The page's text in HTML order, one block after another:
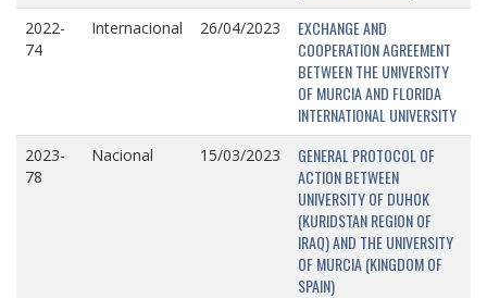
2022-
74
Internacional 26/04/2023
EXCHANGE AND
COOPERATION AGREEMENT
BETWEEN THE UNIVERSITY
OF MURCIA AND FLORIDA
INTERNATIONAL UNIVERSITY
2023-
78
Nacional 15/03/2023
GENERAL PROTOCOL OF
ACTION BETWEEN
UNIVERSITY OF DUHOK
(KURIDSTAN REGION OF
IRAQ) AND THE UNIVERSITY
OF MURCIA (KINGDOM OF
SPAIN)